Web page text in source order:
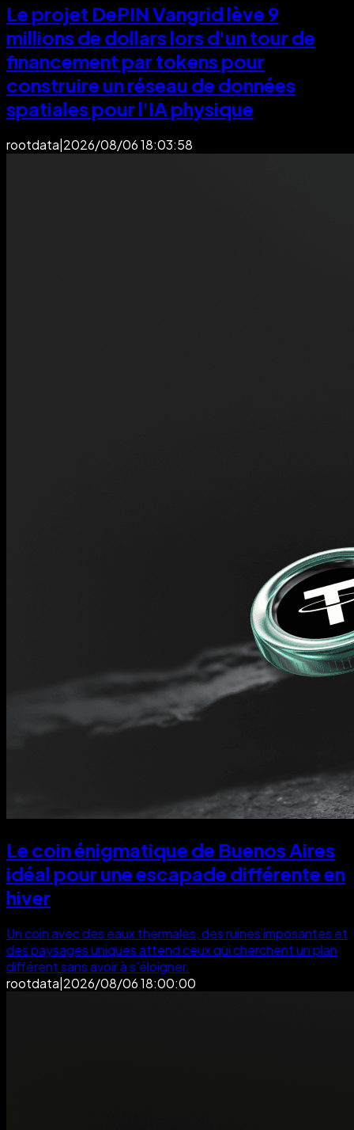
Le projet DePIN Vangrid lève 9
millions de dollars lors d'un tour de
financement par tokens pour
construire un réseau de données
spatiales pour l'IA physique
rootdata|2026/08/06 18:03:58
Le coin énigmatique de Buenos Aires
idéal pour une escapade différente en
hiver
Un coin avec des eaux thermales, des ruines imposantes et
des paysages uniques attend ceux qui cherchent un plan
différent sans avoir à s'éloigner.
rootdata|2026/08/06 18:00:00